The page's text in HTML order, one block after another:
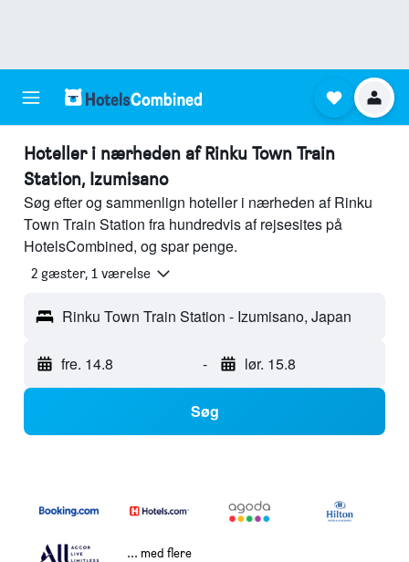
Hoteller i nærheden af Rinku Town Train
Station, Izumisano
Søg efter og sammenlign hoteller i nærheden af Rinku
Town Train Station fra hundredvis af rejsesites på
HotelsCombined, og spar penge.
2 gæster, 1 værelse
Rinku Town Train Station - Izumisano, Japan
fre. 14.8 - lør. 15.8
Søg
... med flere